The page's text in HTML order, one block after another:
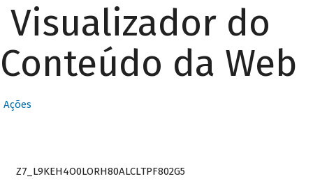
Visualizador do
Conteúdo da Web
Ações
Z7_L9KEH4O0LORH80ALCLTPF802G5